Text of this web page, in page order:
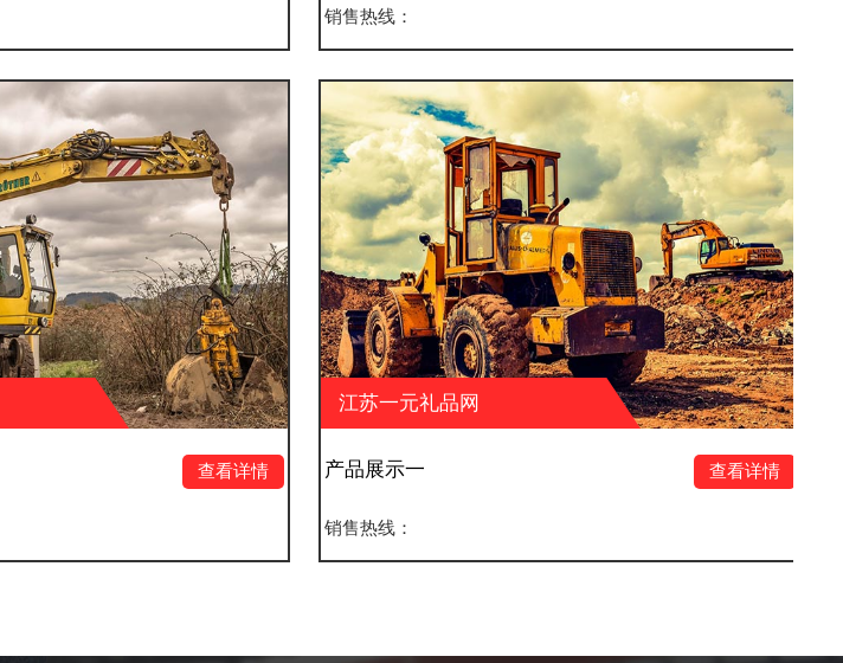
江苏一元礼品网
产品展示一
江苏一元礼品网
产品展示四